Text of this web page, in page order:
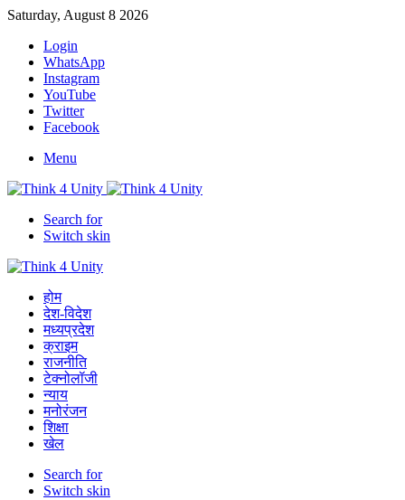
Saturday, August 8 2026
Login
WhatsApp
Instagram
YouTube
Twitter
Facebook
Menu
Search for
Switch skin
होम
देश-विदेश
मध्यप्रदेश
क्राइम
राजनीति
टेक्नोलॉजी
न्याय
मनोरंजन
शिक्षा
खेल
Search for
Switch skin